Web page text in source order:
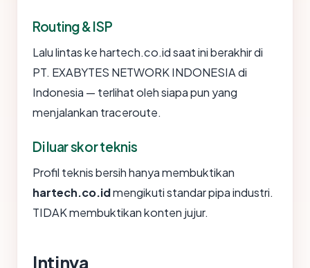
Routing & ISP
Lalu lintas ke hartech.co.id saat ini berakhir di
PT. EXABYTES NETWORK INDONESIA di
Indonesia — terlihat oleh siapa pun yang
menjalankan traceroute.
Di luar skor teknis
Profil teknis bersih hanya membuktikan
hartech.co.idmengikuti standar pipa industri.
TIDAK membuktikan konten jujur.
Intinya